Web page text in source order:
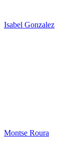
Isabel Gonzalez
Montse Roura